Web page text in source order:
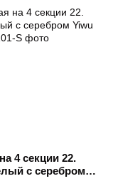
4 секции 22.
с серебром